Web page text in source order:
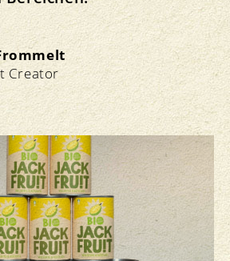
Creator